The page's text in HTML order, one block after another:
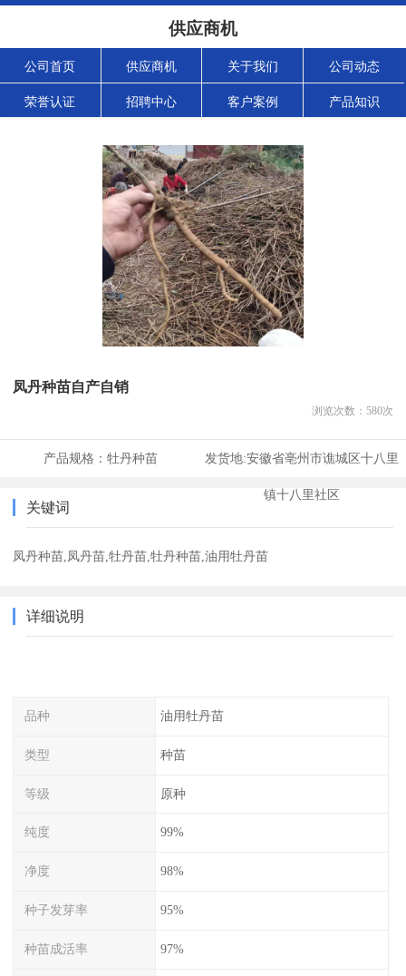
供应商机
公司首页 供应商机 关于我们 公司动态
荣誉认证 招聘中心 客户案例 产品知识
凤丹种苗自产自销
浏览次数： 580次
产品规格： 牡丹种苗 发货地:安徽省亳州市谯城区十八里
镇十八里社区
关键词
凤丹种苗,凤丹苗,牡丹苗,牡丹种苗,油用牡丹苗
详细说明
品种 油用牡丹苗
类型 种苗
等级 原种
纯度 99%
净度 98%
种子发芽率 95%
种苗成活率 97%